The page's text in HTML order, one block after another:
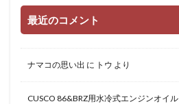
最近のコメント
ナマコの思い出 に トウ より
CUSCO 86&BRZ用水冷式エンジンオイ